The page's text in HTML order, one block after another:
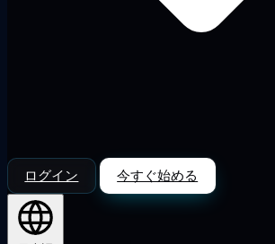
ログイン 今すぐ始める